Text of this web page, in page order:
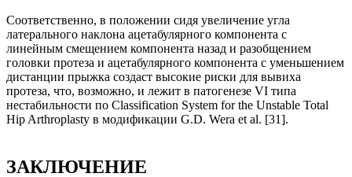
Соответственно, в положении сидя увеличение угла
латерального наклона ацетабулярного компонента с
линейным смещением компонента назад и разобщением
головки протеза и ацетабулярного компонента с уменьшением
дистанции прыжка создаст высокие риски для вывиха
протеза, что, возможно, и лежит в патогенезе VI типа
нестабильности по Classification System for the Unstable Total
Hip Arthroplasty в модификации G.D. Wera et al. [31].
ЗАКЛЮЧЕНИЕ